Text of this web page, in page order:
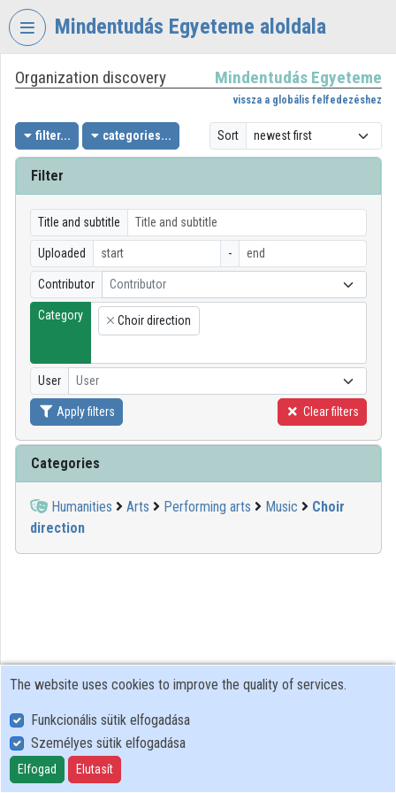
Skip header
Mindentudás Egyeteme aloldala
VIDEOTORIUM
MINDENTUDÁS
EGYETEME
Organization home
Log In
Organization discovery
Categories
Organization playlists
Organizations
Contributors
Organization discovery Mindentudás Egyeteme
vissza a globális felfedezéshez
filter... categories... Sort
Filter
Title and subtitle
Uploaded -
Contributor Contributor
Category
×
Choir direction
User User
Apply filters Clear filters
Categories
Humanities Arts Performing arts Music
Choir
direction
User Policy
Adatkezelési tájékoztató (en)
Cookie Policy
The website uses cookies to improve the quality of services.
Funkcionális sütik elfogadása
Személyes sütik elfogadása
Elfogad Elutasít